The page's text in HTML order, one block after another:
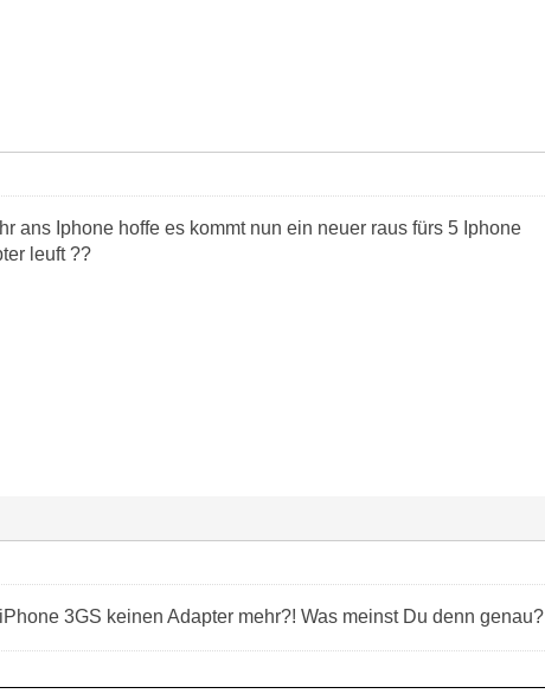
ans Iphone hoffe es kommt nun ein neuer raus fürs 5 Iphone
leuft ??
3GS keinen Adapter mehr?! Was meinst Du denn genau?